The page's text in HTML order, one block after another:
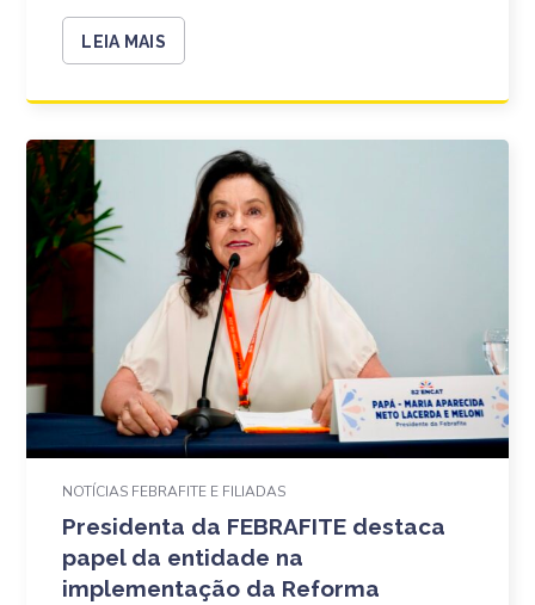
LEIA MAIS
NOTÍCIAS FEBRAFITE E FILIADAS
Presidenta da FEBRAFITE destaca
papel da entidade na
implementação da Reforma